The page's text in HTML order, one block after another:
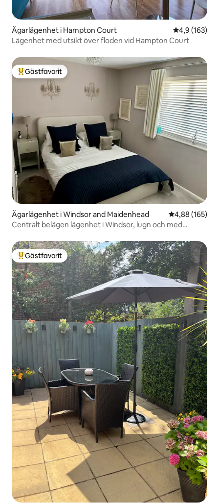
Ägarlägenhet i Hampton Court 4,9 av 5 i
4,9 (163)
Lägenhet med utsikt över floden vid Hampton Court
Populär gästfavorit
Gästfavorit
Ägarlägenhet i Windsor and Maidenhead 4,88 av 5 i
4,88 (165)
Centralt belägen lägenhet i Windsor, lugn och med
Populär gästfavorit
Gästfavorit